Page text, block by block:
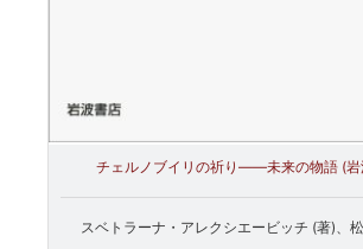
チェルノブイリの祈り――未来の物語 (岩
スベトラーナ・アレクシエービッチ (著)、